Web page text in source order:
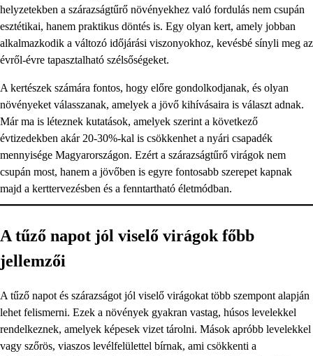
helyzetekben a szárazságtűrő növényekhez való fordulás nem csupán
esztétikai, hanem praktikus döntés is. Egy olyan kert, amely jobban
alkalmazkodik a változó időjárási viszonyokhoz, kevésbé sínyli meg az
évről-évre tapasztalható szélsőségeket.
A kertészek számára fontos, hogy előre gondolkodjanak, és olyan
növényeket válasszanak, amelyek a jövő kihívásaira is választ adnak.
Már ma is léteznek kutatások, amelyek szerint a következő
évtizedekben akár 20-30%-kal is csökkenhet a nyári csapadék
mennyisége Magyarországon. Ezért a szárazságtűrő virágok nem
csupán most, hanem a jövőben is egyre fontosabb szerepet kapnak
majd a kerttervezésben és a fenntartható életmódban.
A tűző napot jól viselő virágok főbb
jellemzői
A tűző napot és szárazságot jól viselő virágokat több szempont alapján
lehet felismerni. Ezek a növények gyakran vastag, húsos levelekkel
rendelkeznek, amelyek képesek vizet tárolni. Mások apróbb levelekkel
vagy szőrös, viaszos levélfelülettel bírnak, ami csökkenti a